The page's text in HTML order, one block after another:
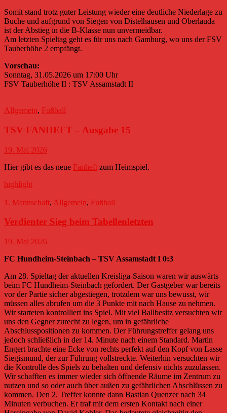
Somit stand trotz guter Leistung wieder eine deutliche Niederlage zu
Buche und aufgrund von Siegen von Distelhausen und Oberlauda
ist der Abstieg in die B-Klasse nun unvermeidbar.
Am letzten Spieltag geht es für uns nach Gamburg, wo uns der FSV
Tauberhöhe 2 empfängt.
Vorschau:
Sonntag, 31.05.2026 um 17:00 Uhr
FSV Tauberhöhe II : TSV Assamstadt II
Allgemein, Fußball
TSV FANHEFT – Ausgabe 15
19. Mai 2026
Hier gibt es das neue Fanheft zum Heimspiel.
highlight
1. Mannschaft, Allgemein, Fußball
Verdienter Sieg beim Tabellenletzten
19. Mai 2026
FC Hundheim-Steinbach – TSV Assamstadt I 0:3
Am 28. Spieltag der aktuellen Kreisliga-Saison waren wir auswärts
beim FC Hundheim-Steinbach gefordert. Der Gastgeber war bereits
vor der Partie sicher abgestiegen, trotzdem war uns bewusst, wir
müssen alles abrufen um die 3 Punkte mit nach Hause zu nehmen.
Wir starteten kontrolliert ins Spiel. Mit viel Ballbesitz versuchten wir
uns den Gegner zurecht zu legen, um in gefährliche
Abschlusspositionen zu kommen. Der Führungstreffer gelang uns
jedoch schließlich in der 14. Minute nach einem Standard. Martin
Engert brachte eine Ecke von rechts perfekt auf den Kopf von Lasse
Siegismund, der zur Führung vollstreckte. Weiterhin versuchten wir
die Kontrolle des Spiels zu behalten und defensiv nichts zuzulassen.
Wir schafften es immer wieder sich öffnende Räume im Zentrum zu
nutzen und so oder auch über außen zu gefährlichen Abschlüssen zu
kommen. Den 2. Treffer konnte dann Bastian Quenzer nach 34
Minuten verbuchen. Er traf mit dem ersten Kontakt nach einer